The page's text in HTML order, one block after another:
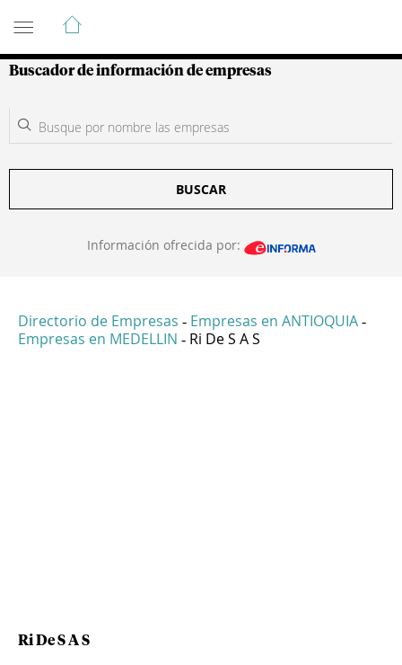
Guía de Empresas Colombianas
Buscador de información de empresas
BUSCAR
Información ofrecida por:
Directorio de Empresas - Empresas en ANTIOQUIA -
Empresas en MEDELLIN - Ri De S A S
Ri De S A S